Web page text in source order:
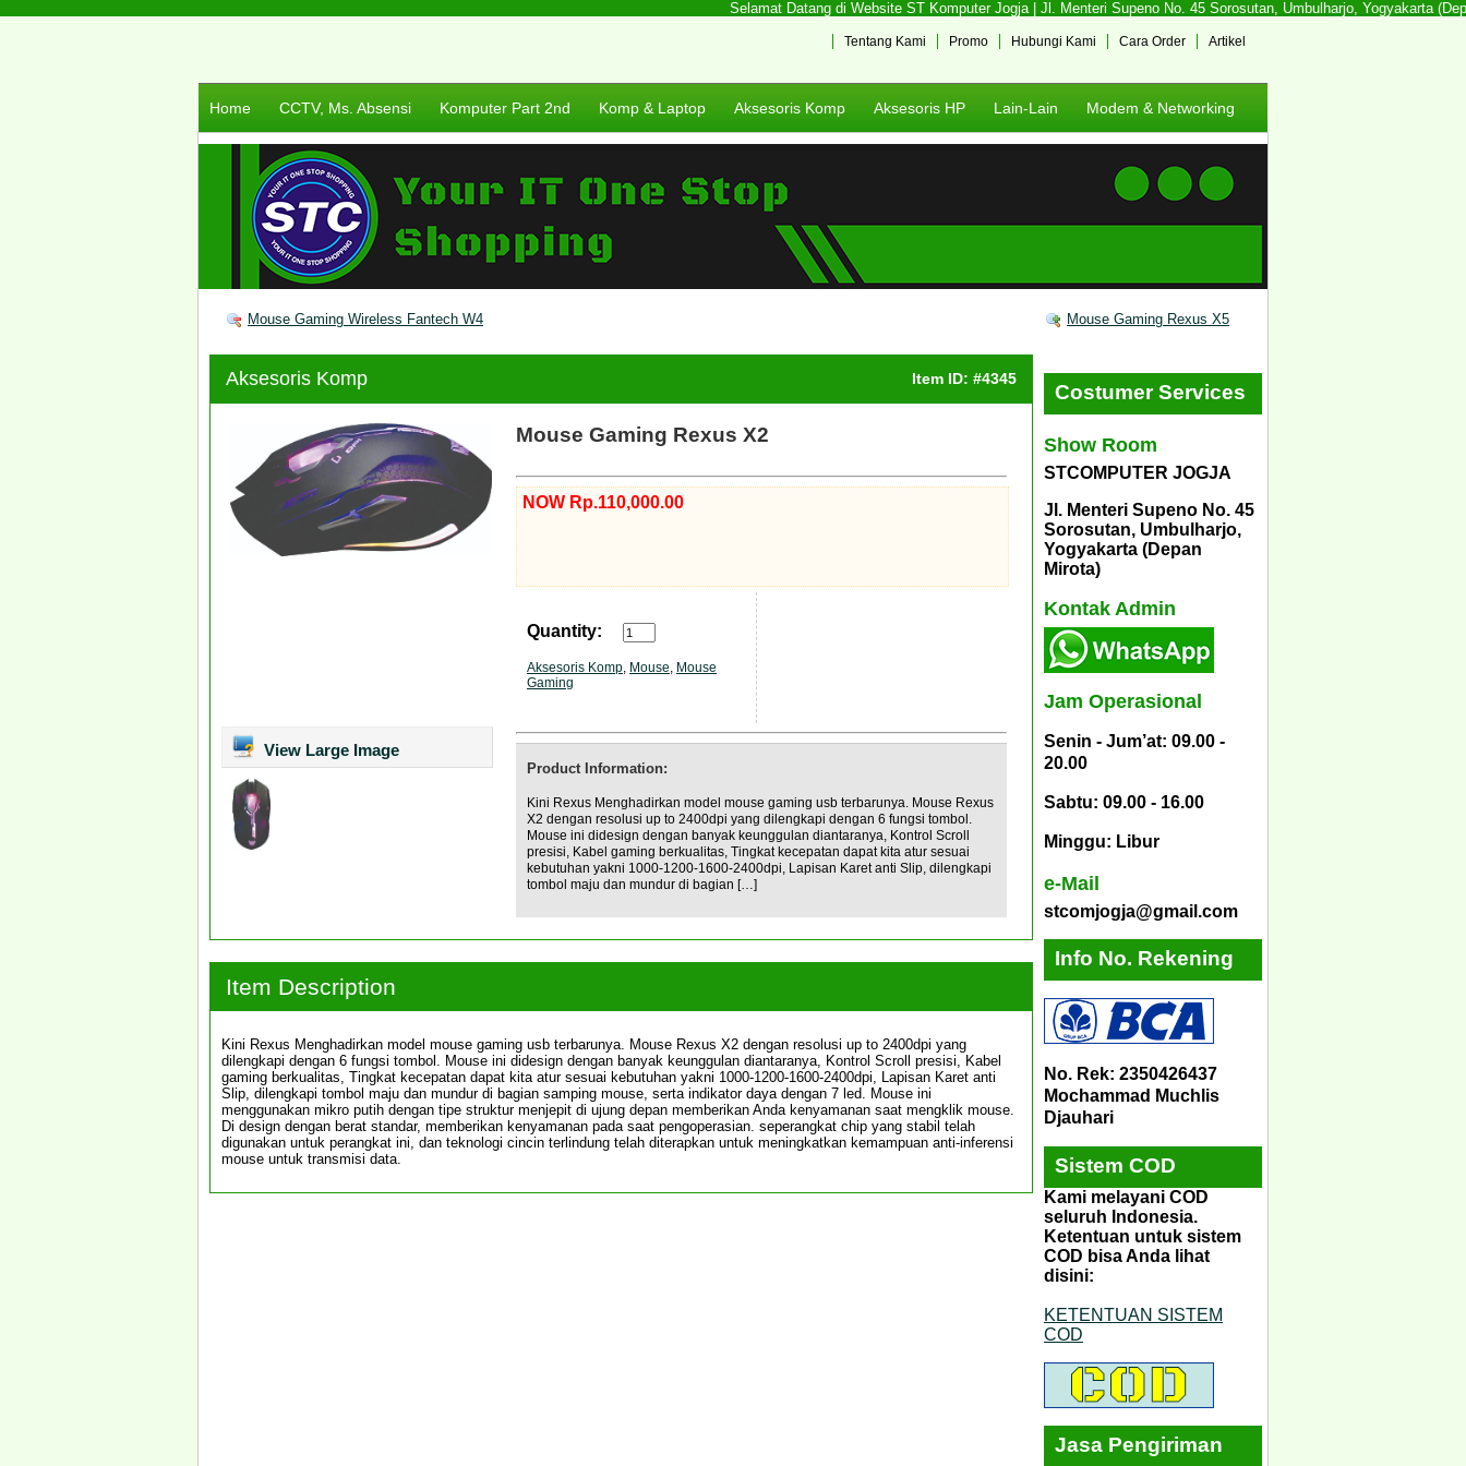
Selamat Datang di Website ST Komputer Jogja | Jl. Menteri Supeno No. 45 Sorosutan, Umbulharjo, Yogyakarta
Artikel
Cara Order
Hubungi Kami
Promo
Tentang Kami
Home CCTV, Ms. Absensi Komputer Part 2nd Komp & Laptop Aksesoris Komp Aksesoris HP Lain-Lain Modem & Networking
Mouse Gaming Wireless Fantech W4 Mouse Gaming Rexus X5
Aksesoris Komp Item ID: #4345
View Large Image
Mouse Gaming Rexus X2
NOW Rp.110,000.00
Quantity:
Aksesoris Komp, Mouse, Mouse
Gaming
Product Information:
Kini Rexus Menghadirkan model mouse gaming usb terbarunya. Mouse Rexus
X2 dengan resolusi up to 2400dpi yang dilengkapi dengan 6 fungsi tombol.
Mouse ini didesign dengan banyak keunggulan diantaranya, Kontrol Scroll
presisi, Kabel gaming berkualitas, Tingkat kecepatan dapat kita atur sesuai
kebutuhan yakni 1000-1200-1600-2400dpi, Lapisan Karet anti Slip, dilengkapi
tombol maju dan mundur di bagian […]
Item Description
Kini Rexus Menghadirkan model mouse gaming usb terbarunya. Mouse Rexus X2 dengan resolusi up to 2400dpi yang
dilengkapi dengan 6 fungsi tombol. Mouse ini didesign dengan banyak keunggulan diantaranya, Kontrol Scroll presisi, Kabel
gaming berkualitas, Tingkat kecepatan dapat kita atur sesuai kebutuhan yakni 1000-1200-1600-2400dpi, Lapisan Karet anti
Slip, dilengkapi tombol maju dan mundur di bagian samping mouse, serta indikator daya dengan 7 led. Mouse ini
menggunakan mikro putih dengan tipe struktur menjepit di ujung depan memberikan Anda kenyamanan saat mengklik mouse.
Di design dengan berat standar, memberikan kenyamanan pada saat pengoperasian. seperangkat chip yang stabil telah
digunakan untuk perangkat ini, dan teknologi cincin terlindung telah diterapkan untuk meningkatkan kemampuan anti-inferensi
mouse untuk transmisi data.
Costumer Services
Show Room
STCOMPUTER JOGJA
Jl. Menteri Supeno No. 45
Sorosutan, Umbulharjo,
Yogyakarta (Depan
Mirota)
Kontak Admin
Jam Operasional
Senin - Jum’at: 09.00 -
20.00
Sabtu: 09.00 - 16.00
Minggu: Libur
e-Mail
stcomjogja@gmail.com
Info No. Rekening
No. Rek: 2350426437
Mochammad Muchlis
Djauhari
Sistem COD
Kami melayani COD
seluruh Indonesia.
Ketentuan untuk sistem
COD bisa Anda lihat
disini:
KETENTUAN SISTEM
COD
Jasa Pengiriman